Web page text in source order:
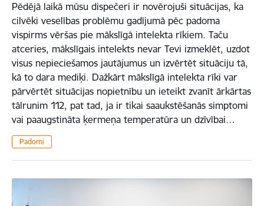
Pēdējā laikā mūsu dispečeri ir novērojuši situācijas, ka
cilvēki veselības problēmu gadījumā pēc padoma
vispirms vēršas pie mākslīgā intelekta rīkiem. Taču
atceries, mākslīgais intelekts nevar Tevi izmeklēt, uzdot
visus nepieciešamos jautājumus un izvērtēt situāciju tā,
kā to dara mediķi. Dažkārt mākslīgā intelekta rīki var
pārvērtēt situācijas nopietnību un ieteikt zvanīt ārkārtas
tālrunim 112, pat tad, ja ir tikai saaukstēšanās simptomi
vai paaugstināta ķermeņa temperatūra un dzīvībai…
Padomi